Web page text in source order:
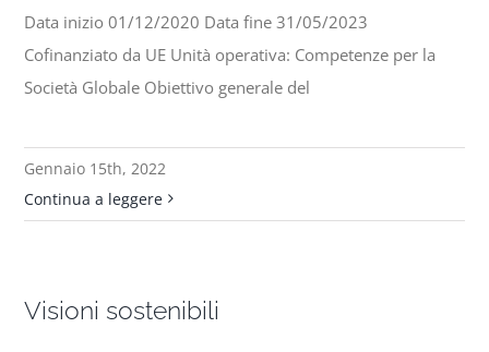
Data inizio 01/12/2020 Data fine 31/05/2023
Cofinanziato da UE Unità operativa: Competenze per la
Società Globale Obiettivo generale del
Gennaio 15th, 2022
Continua a leggere
Visioni sostenibili